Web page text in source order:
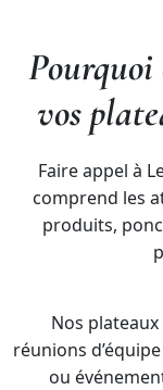
Pourquoi
vos
Faire appel à
comprend les
produits,
Nos
réunions
ou